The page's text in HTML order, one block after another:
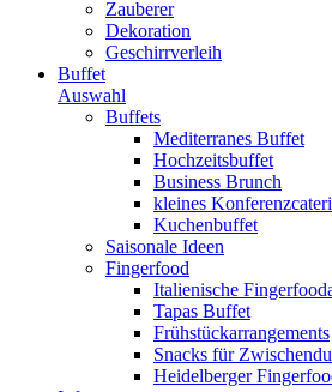
Zauberer
Dekoration
Geschirrverleih
Buffet
Auswahl
Buffets
Mediterranes Buffet
Hochzeitsbuffet
Business Brunch
kleines
Kuchenbuffet
Saisonale Ideen
Fingerfood
Italienische
Tapas Buffet
Frühstückarrangements
Snacks für
Heidelberger